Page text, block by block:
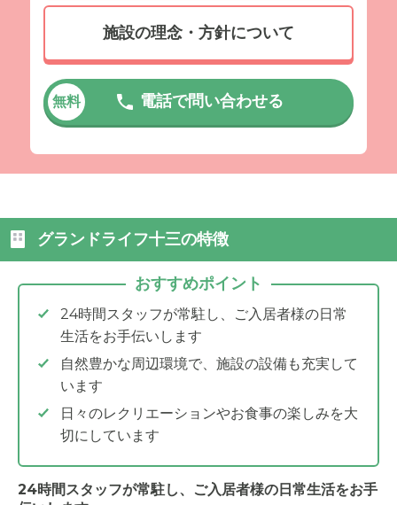
施設の理念・方針について
無料 電話で問い合わせる
グランドライフ十三の特徴
おすすめポイント
24時間スタッフが常駐し、ご入居者様の日常
生活をお手伝いします
自然豊かな周辺環境で、施設の設備も充実して
います
日々のレクリエーションやお食事の楽しみを大
切にしています
24時間スタッフが常駐し、ご入居者様の日常生活をお手